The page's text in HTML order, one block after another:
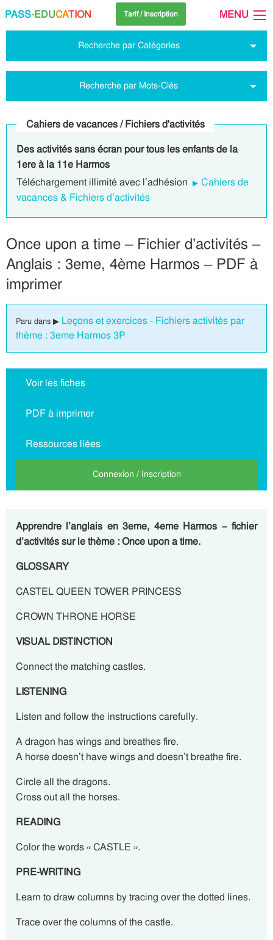
PASS-EDUCATION Tarif / Inscription MENU
Recherche par Catégories
Recherche par Mots-Clés
Cahiers de vacances / Fichiers d'activités
Des activités sans écran pour tous les enfants de la
1ere à la 11e Harmos
Téléchargement illimité avec l’adhésion
Cahiers de
vacances & Fichiers d’activités
Once upon a time – Fichier d’activités –
Anglais : 3eme, 4ème Harmos – PDF à
imprimer
Paru dans ▶ Leçons et exercices - Fichiers activités par
thème : 3eme Harmos 3P
Voir les fiches
PDF à imprimer
Ressources liées
Connexion / Inscription
Apprendre l’anglais en 3eme, 4eme Harmos – fichier
d’activités sur le thème : Once upon a time.
GLOSSARY
CASTEL QUEEN TOWER PRINCESS
CROWN THRONE HORSE
VISUAL DISTINCTION
Connect the matching castles.
LISTENING
Listen and follow the instructions carefully.
A dragon has wings and breathes fire.
A horse doesn’t have wings and doesn’t breathe fire.
Circle all the dragons.
Cross out all the horses.
READING
Color the words « CASTLE ».
PRE-WRITING
Learn to draw columns by tracing over the dotted lines.
Trace over the columns of the castle.